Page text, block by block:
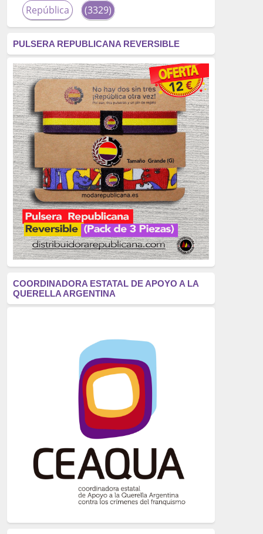
República
(3329)
fascismo
(2677)
tardofranquismo
(2320)
Actualidad
(2319)
monarquía
(2253)
borbones
(2176)
Cultura
(2163)
Guerra
(1674)
genocidio
(1234)
mujer
(1070)
Eventos
(914)
Crímenes del franquismo
(721)
(699)
(607)
neofranquismo
(567)
Justicia Universal
Derechos Humanos
(522)
Nacionalcatolicismo
(514)
PULSERA REPUBLICANA REVERSIBLE
COORDINADORA ESTATAL DE APOYO A LA
QUERELLA ARGENTINA